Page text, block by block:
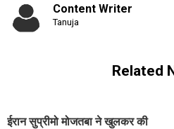
Content Writer
Tanuja
Related
ईरान सुप्रीमो मोजतबा ने खुलकर की